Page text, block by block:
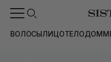
ВОЛОСЫЛИЦОТЕЛОДОМ